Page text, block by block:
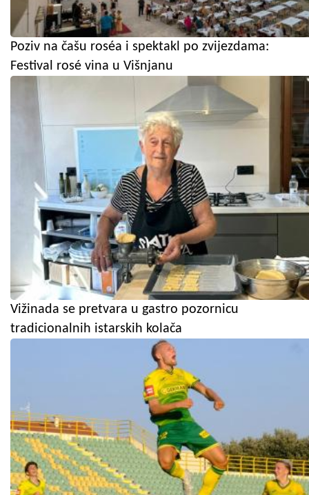
Poziv na čašu roséa i spektakl po zvijezdama:
Festival rosé vina u Višnjanu
Vižinada se pretvara u gastro pozornicu
tradicionalnih istarskih kolača